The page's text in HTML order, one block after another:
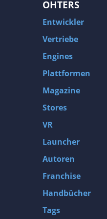
OHTERS
Entwickler
Vertriebe
Engines
Plattformen
Magazine
Stores
VR
Launcher
Autoren
Franchise
Handbücher
Tags